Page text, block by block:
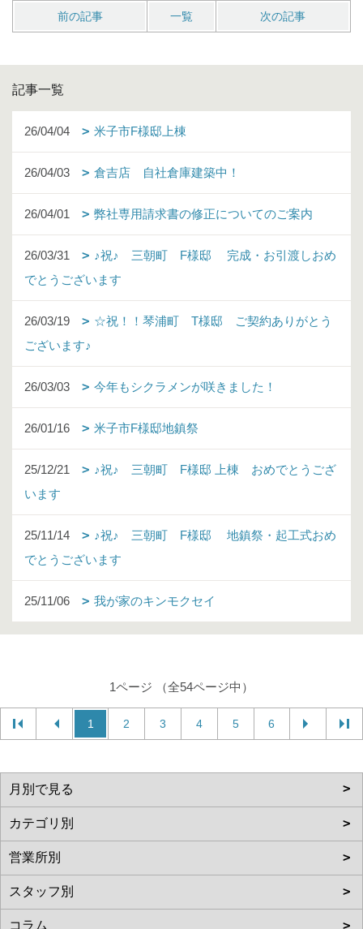
前の記事 一覧 次の記事
記事一覧
26/04/04 米子市F様邸上棟
26/04/03 倉吉店 自社倉庫建築中！
26/04/01 弊社専用請求書の修正についてのご案内
26/03/31
♪祝♪ 三朝町 F様邸 完成・お引渡しおめ
でとうございます
26/03/19
☆祝！！琴浦町 T様邸 ご契約ありがとう
ございます♪
26/03/03 今年もシクラメンが咲きました！
26/01/16 米子市F様邸地鎮祭
25/12/21
♪祝♪ 三朝町 F様邸 上棟 おめでとうござ
います
25/11/14
♪祝♪ 三朝町 F様邸 地鎮祭・起工式おめ
でとうございます
25/11/06 我が家のキンモクセイ
1ページ （全54ページ中）
1 2 3 4 5 6